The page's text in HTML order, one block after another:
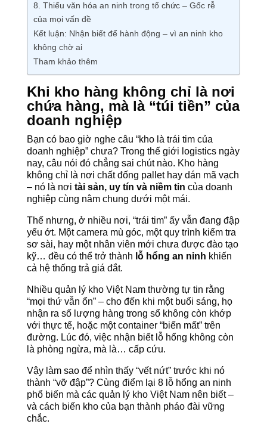
8. Thiếu văn hóa an ninh trong tổ chức – Gốc rễ
của mọi vấn đề
Kết luận: Nhận biết để hành động – vì an ninh kho
không chờ ai
Tham khảo thêm
Khi kho hàng không chỉ là nơi
chứa hàng, mà là “túi tiền” của
doanh nghiệp
Bạn có bao giờ nghe câu “kho là trái tim của
doanh nghiệp” chưa? Trong thế giới logistics ngày
nay, câu nói đó chẳng sai chút nào. Kho hàng
không chỉ là nơi chất đống pallet hay dán mã vạch
– nó là nơi tài sản, uy tín và niềm tin của doanh
nghiệp cùng nằm chung dưới một mái.
Thế nhưng, ở nhiều nơi, “trái tim” ấy vẫn đang đập
yếu ớt. Một camera mù góc, một quy trình kiểm tra
sơ sài, hay một nhân viên mới chưa được đào tạo
kỹ… đều có thể trở thành lỗ hổng an ninh khiến
cả hệ thống trả giá đắt.
Nhiều quản lý kho Việt Nam thường tự tin rằng
“mọi thứ vẫn ổn” – cho đến khi một buổi sáng, họ
nhận ra số lượng hàng trong sổ không còn khớp
với thực tế, hoặc một container “biến mất” trên
đường. Lúc đó, việc nhận biết lỗ hổng không còn
là phòng ngừa, mà là… cấp cứu.
Vậy làm sao để nhìn thấy “vết nứt” trước khi nó
thành “vỡ đập”? Cùng điểm lại 8 lỗ hổng an ninh
phổ biến mà các quản lý kho Việt Nam nên biết –
và cách biến kho của bạn thành pháo đài vững
chắc.